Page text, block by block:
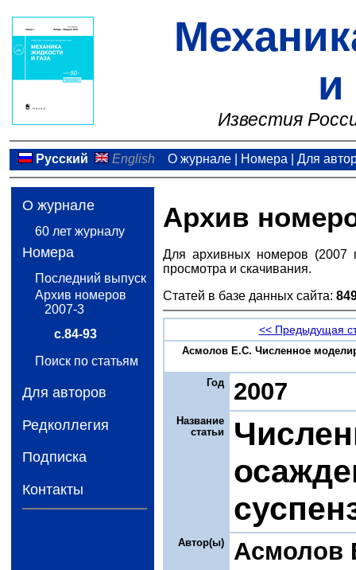
и
Известия
Русский English О журнале| Номера Для
О журнале
60 лет журналу
Номера
Последний выпуск
Архив номеров
2007-3
с.84-93
Поиск по статьям
Для авторов
Редколлегия
Подписка
Контакты
Архив
Для архивных номеров (2007
просмотра и скачивания.
Статей в базе данных сайта:
<< Предыдущая
Асмолов Е.С. Численное
Год 2007
Название
статьи
Автор(ы) Асмолов